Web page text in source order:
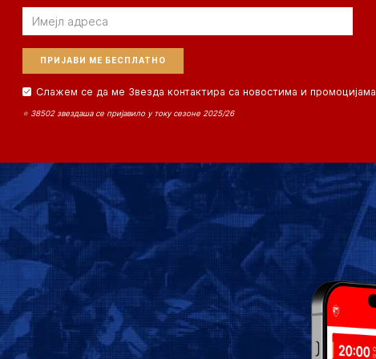
Email
Слажем се да ме Звезда контактира са новостима и промоцијама
⭐ 38502 звездаша се пријавило у току сезоне 2025/26